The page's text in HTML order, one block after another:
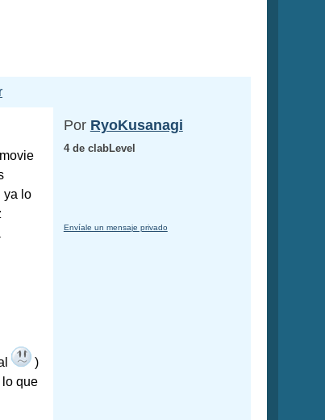
ya lo
)
lo que
Por RyoKusanagi
4 de clabLevel
Envíale un mensaje privado